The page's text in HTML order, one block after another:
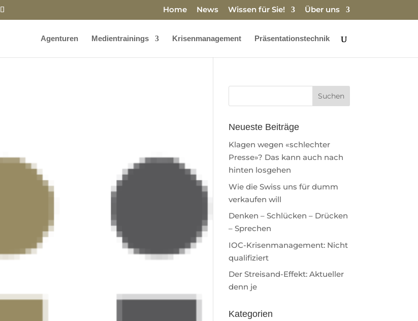
Home News Wissen für Sie! Über uns
Agenturen Medientrainings Krisenmanagement Präsentationstechnik
Neueste Beiträge
Klagen wegen «schlechter
Presse»? Das kann auch nach
hinten losgehen
Wie die Swiss uns für dumm
verkaufen will
Denken – Schlücken – Drücken
– Sprechen
IOC-Krisenmanagement: Nicht
qualifiziert
Der Streisand-Effekt: Aktueller
denn je
Kategorien